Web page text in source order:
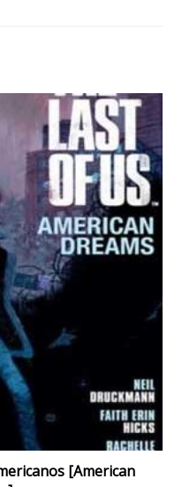
[American